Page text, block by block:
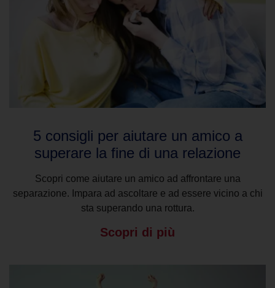
5 consigli per aiutare un amico a
superare la fine di una relazione
Scopri come aiutare un amico ad affrontare una
separazione. Impara ad ascoltare e ad essere vicino a chi
sta superando una rottura.
Scopri di più